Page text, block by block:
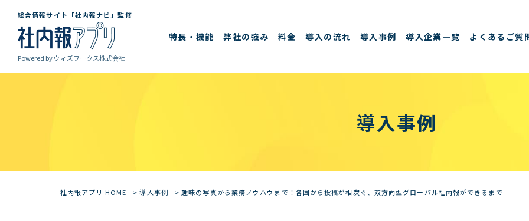
総合情報サイト「社内報ナビ」監修
Powered byウィズワークス株式会社
特長・機能 弊社の強み 料金 導入の流れ 導入事例 導入企業一覧 よくあるご質
導入事例
社内報アプリ HOME >導入事例 >趣味の写真から業務ノウハウまで！各国から投稿が相次ぐ、双方向型グローバル社内報ができるまで